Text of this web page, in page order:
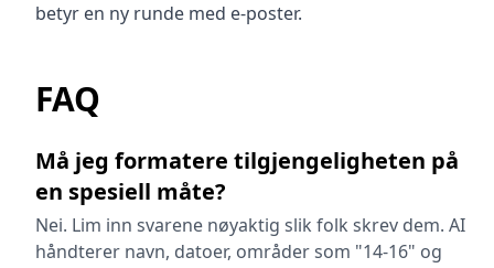
betyr en ny runde med e-poster.
FAQ
Må jeg formatere tilgjengeligheten på
en spesiell måte?
Nei. Lim inn svarene nøyaktig slik folk skrev dem. AI
håndterer navn, datoer, områder som "14-16" og